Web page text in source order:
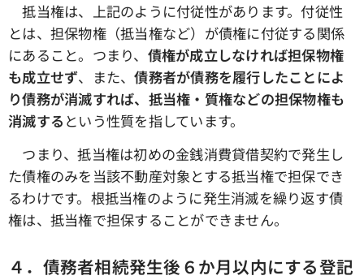
抵当権は、上記のように付従性があります。付従性
とは、担保物権（抵当権など）が債権に付従する関係
にあること。つまり、 債権が成立しなければ担保物権
も成立せず、また、債務者が債務を履行したことによ
り債務が消滅すれば、抵当権・質権などの担保物権も
消滅する という性質を指しています。
つまり、抵当権は初めの金銭消費貸借契約で発生し
た債権のみを当該不動産対象とする抵当権で担保でき
るわけです。根抵当権のように発生消滅を繰り返す債
権は、抵当権で担保することができません。
４．債務者相続発生後６か月以内にする登記